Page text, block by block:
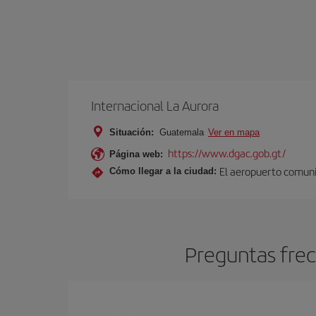
Internacional La Aurora
Situación: Guatemala Ver en mapa
Página web: https://www.dgac.gob.gt/
Cómo llegar a la ciudad: El aeropuerto
Preguntas